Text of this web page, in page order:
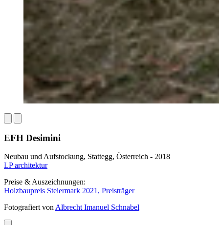
EFH Desimini
Neubau und Aufstockung, Stattegg, Österreich - 2018
LP architektur
Preise & Auszeichnungen:
Holzbaupreis Steiermark 2021, Preisträger
Fotografiert vonAlbrecht Imanuel Schnabel